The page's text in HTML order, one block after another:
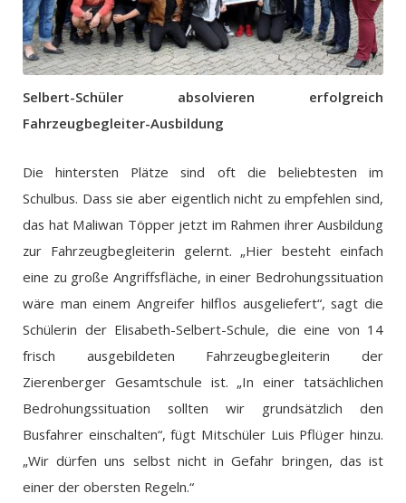
Selbert-Schüler absolvieren erfolgreich
Fahrzeugbegleiter-Ausbildung
Die hintersten Plätze sind oft die beliebtesten im
Schulbus. Dass sie aber eigentlich nicht zu empfehlen sind,
das hat Maliwan Töpper jetzt im Rahmen ihrer Ausbildung
zur Fahrzeugbegleiterin gelernt. „Hier besteht einfach
eine zu große Angriffsfläche, in einer Bedrohungssituation
wäre man einem Angreifer hilflos ausgeliefert“, sagt die
Schülerin der Elisabeth-Selbert-Schule, die eine von 14
frisch ausgebildeten Fahrzeugbegleiterin der
Zierenberger Gesamtschule ist. „In einer tatsächlichen
Bedrohungssituation sollten wir grundsätzlich den
Busfahrer einschalten“, fügt Mitschüler Luis Pflüger hinzu.
„Wir dürfen uns selbst nicht in Gefahr bringen, das ist
einer der obersten Regeln.“